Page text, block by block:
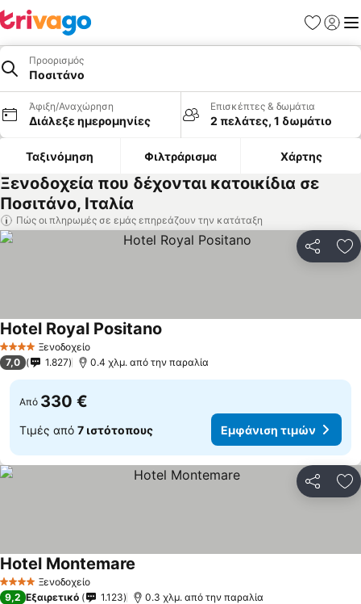
Προορισμός
Ποσιτάνο
Άφιξη/Αναχώρηση
Διάλεξε ημερομηνίες
Επισκέπτες & δωμάτια
2 πελάτες, 1 δωμάτιο
Ταξινόμηση Φιλτράρισμα Χάρτης
Ξενοδοχεία που δέχονται κατοικίδια σε
Ποσιτάνο, Ιταλία
Πώς οι πληρωμές σε εμάς επηρεάζουν την κατάταξη
4 ΑστέριαΞενοδοχείο
Hotel Royal Positano
7,0 1.827 0.4 χλμ. από την παραλία
Από 330 €
Τιμές από 7 ιστότοπους Εμφάνιση τιμών
4 ΑστέριαΞενοδοχείο
Hotel Montemare
9,2 Εξαιρετικό 1.123 0.3 χλμ. από την παραλία